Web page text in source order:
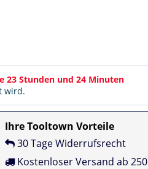
23 Stunden und 24 Minuten
wird.
Ihre Tooltown Vorteile
30 Tage Widerrufsrecht
Kostenloser Versand ab 250